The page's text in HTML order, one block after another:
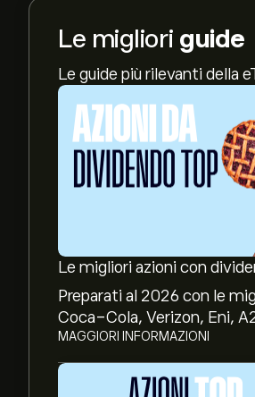
Le migliori guide
Le guide più rilevanti della
Le migliori azioni con
Preparati al 2026 con le
Coca-Cola, Verizon, Eni,
MAGGIORI INFORMAZIONI